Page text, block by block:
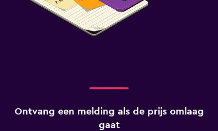
Ontvang een melding als de prijs omlaag
gaat